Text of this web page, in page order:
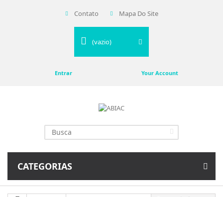
Contato Mapa Do Site
(vazio)
Entrar Your Account
CATEGORIAS